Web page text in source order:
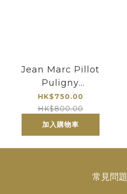
Jean Marc Pillot
Puligny
Montrachet
Noyer Bret 2018
HK$750.00
HK$800.00
加入購物車
常見問題